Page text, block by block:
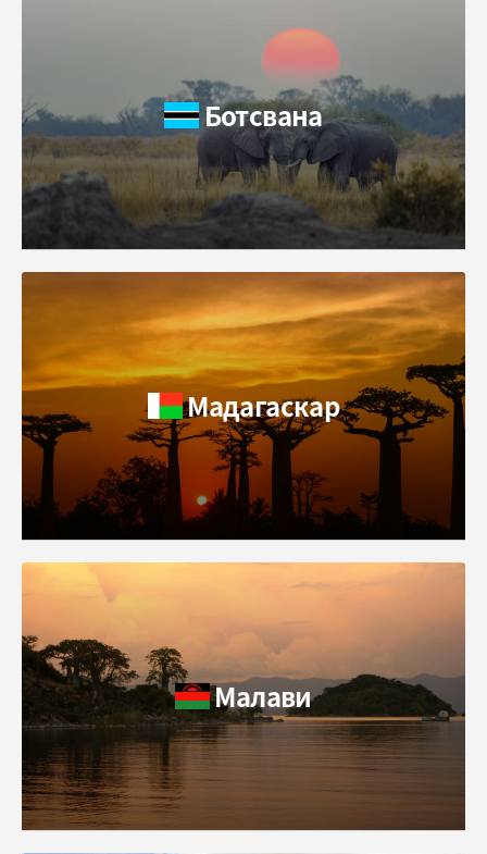
Ботсвана
Мадагаскар
Малави